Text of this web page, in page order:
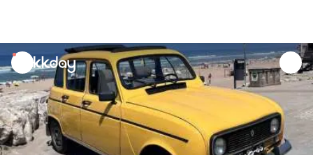
unread
notifications